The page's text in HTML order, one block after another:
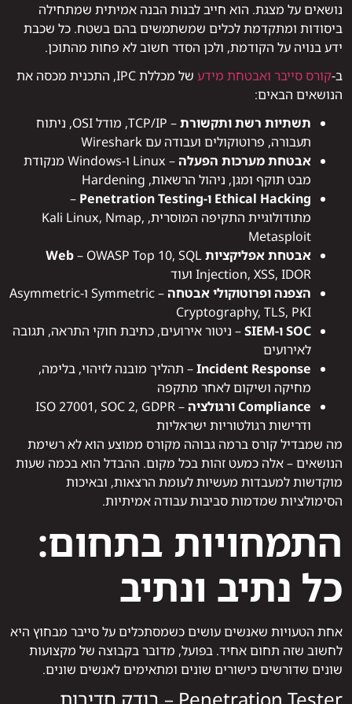
נושאים על מצגת. הוא חייב לבנות הבנה אמיתית שמתחילה
ביסודות ומתקדמת לכלים שמשתמשים בהם בשטח. כל שכבת
ידע בנויה על הקודמת, ולכן הסדר חשוב לא פחות מהתוכן.
ב-קורס סייבר ואבטחת מידע
של מכללת IPC, התכנית מכסה את
הנושאים הבאים:
תשתיות רשת ותקשורת
– TCP/IP, מודל OSI, ניתוח
תעבורה, פרוטוקולים ועבודה עם Wireshark
אבטחת מערכות הפעלה
– Linux ו-Windows מנקודת
מבט תוקף ומגן, ניהול הרשאות, Hardening
Ethical Hacking ו-Penetration Testing
–
מתודולוגיית התקיפה המוסרית, Kali Linux, Nmap,
Metasploit
אבטחת אפליקציות Web– OWASP Top 10, SQL
Injection, XSS, IDOR ועוד
הצפנה ופרוטוקולי אבטחה
– Symmetric ו-Asymmetric
Cryptography, TLS, PKI
SOC ו-SIEM
– ניטור אירועים, כתיבת חוקי התראה, תגובה
לאירועים
Incident Response– תהליך מובנה לזיהוי, בלימה,
מחיקה ושיקום לאחר מתקפה
Compliance ורגולציה
– ISO 27001, SOC 2, GDPR
ודרישות רגולטוריות ישראליות
מה שמבדיל קורס ברמה גבוהה מקורס ממוצע הוא לא רשימת
הנושאים – אלה כמעט זהות בכל מקום. ההבדל הוא בכמה שעות
מוקדשות למעבדות מעשיות לעומת הרצאות, ובאיכות
הסימולציות שמדמות סביבות עבודה אמיתיות.
התמחויות בתחום:
כל נתיב ונתיב
אחת הטעויות שאנשים עושים כשמסתכלים על סייבר מבחוץ היא
לחשוב שזה תחום אחיד. בפועל, מדובר בקבוצה של מקצועות
שונים שדורשים כישורים שונים ומתאימים לאנשים שונים.